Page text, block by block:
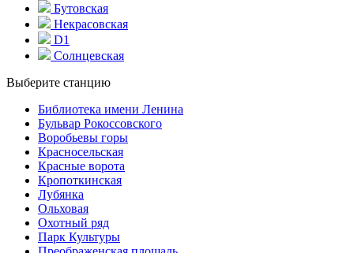
Бутовская
Некрасовская
D1
Солнцевская
Выберите станцию
Библиотека имени Ленина
Бульвар Рокоссовского
Воробьевы горы
Красно­сельская
Красные ворота
Кропоткинс­кая
Лубянка
Ольховая
Охотный ряд
Парк Культуры